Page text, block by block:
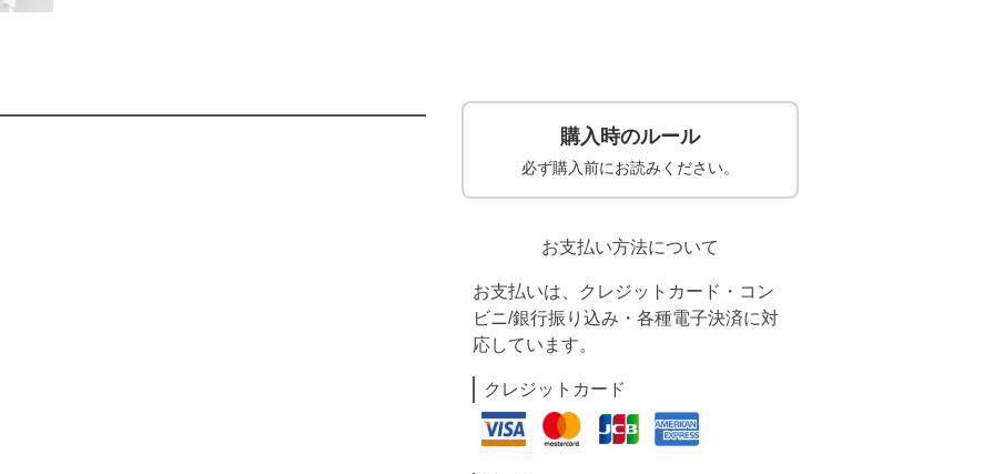
購入時のルール
必ず購入前にお読みください。
お支払い方法について
お支払いは、クレジットカード・コン
ビニ/銀行振り込み・各種電子決済に対
応しています。
クレジットカード